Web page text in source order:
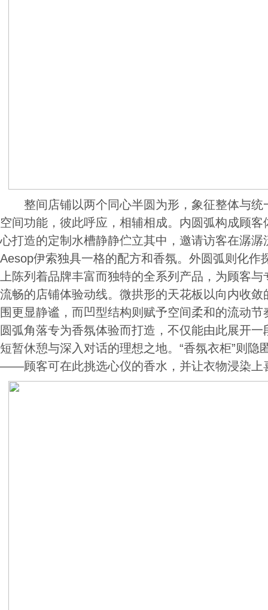
整间店铺以两个同心半圆为形，象征整体与统
空间功能，彼此呼应，相辅相成。内圆弧构成顾
心打造的定制水槽静静伫立其中，邀请访客在潺
Aesop伊索独具一格的配方和香氛。外圆弧则化作
上陈列着品牌丰富而独特的全系列产品，为顾客
流畅的店铺体验动线。微拱形的天花板以向内收
围更显静谧，而凹型结构则赋予空间柔和的流动
圆弧角落专为香氛体验而打造，不仅能由此展开
短暂休憩与深入对话的理想之地。“香氛衣柜”则隐
——顾客可在此挑选心仪的香水，并让衣物浸染上